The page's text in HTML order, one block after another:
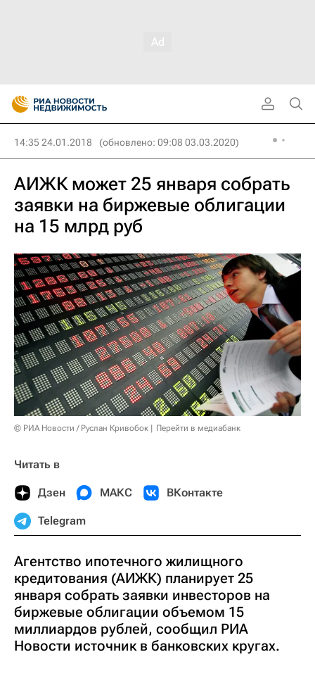
14:35 24.01.2018 (обновлено: 09:08 03.03.2020)
АИЖК может 25 января собрать
заявки на биржевые облигации
на 15 млрд руб
© РИА Новости / Руслан Кривобок Перейти в медиабанк
Читать в
Дзен МАКС ВКонтакте
Telegram
Агентство ипотечного жилищного
кредитования (АИЖК) планирует 25
января собрать заявки инвесторов на
биржевые облигации объемом 15
миллиардов рублей, сообщил РИА
Новости источник в банковских кругах.